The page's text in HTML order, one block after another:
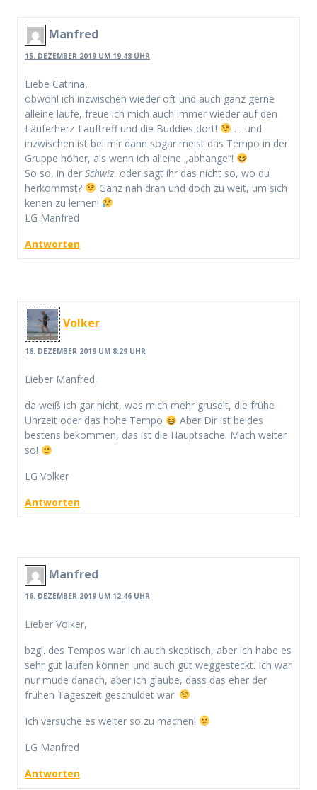
Manfred
15. DEZEMBER 2019 UM 19:48 UHR
Liebe Catrina,
obwohl ich inzwischen wieder oft und auch ganz gerne
alleine laufe, freue ich mich auch immer wieder auf den
Läuferherz-Lauftreff und die Buddies dort!
… und
inzwischen ist bei mir dann sogar meist das Tempo in der
Gruppe höher, als wenn ich alleine „abhänge“!
So so, in der Schwiz, oder sagt ihr das nicht so, wo du
herkommst?
Ganz nah dran und doch zu weit, um sich
kenen zu lernen!
LG Manfred
Antworten
Volker
16. DEZEMBER 2019 UM 8:29 UHR
Lieber Manfred,
da weiß ich gar nicht, was mich mehr gruselt, die frühe
Uhrzeit oder das hohe Tempo
Aber Dir ist beides
bestens bekommen, das ist die Hauptsache. Mach weiter
so!
LG Volker
Antworten
Manfred
16. DEZEMBER 2019 UM 12:46 UHR
Lieber Volker,
bzgl. des Tempos war ich auch skeptisch, aber ich habe es
sehr gut laufen können und auch gut weggesteckt. Ich war
nur müde danach, aber ich glaube, dass das eher der
frühen Tageszeit geschuldet war.
Ich versuche es weiter so zu machen!
LG Manfred
Antworten